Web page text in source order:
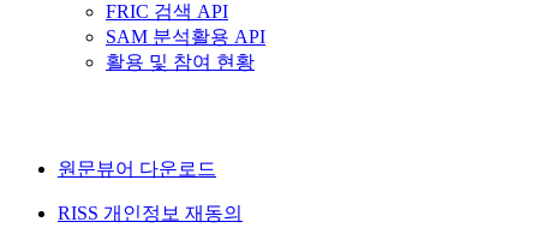
FRIC 검색 API
SAM 분석활용 API
활용 및 참여 현황
원문뷰어 다운로드
RISS 개인정보 재동의